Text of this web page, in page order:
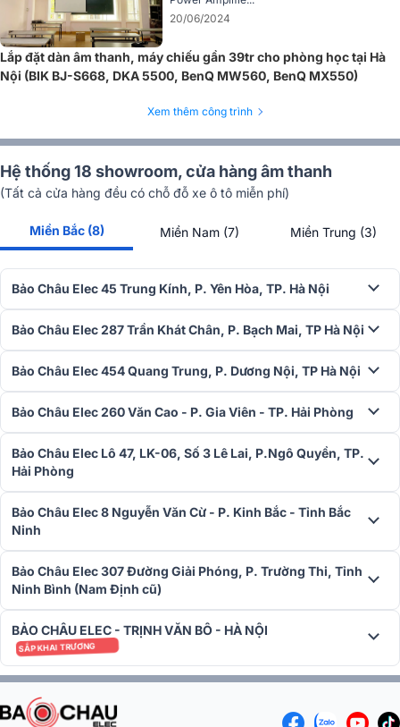
hợp với độ sáng và độ tương phản của ánh sáng không gian giúp
tiết kiệm hơn 50% so với các dòng máy chiếu khác.
Đây chắc chắn là dòng máy chiếu phù hợp nhất cho những phòng
họp, hội nghị, trường học, quán cà phê...Sở hữu ngaymáy chiếu
cùng nhiều ưu đãi hấp dẫn. Liên hệ hotline1900 0255
20/06/2024
Lắp đặt dàn âm thanh, máy chiếu gần 39tr cho phòng học tại Hà
Nội (BIK BJ-S668, DKA 5500, BenQ MW560, BenQ MX550)
Xem thêm công trình
Hệ thống 18 showroom, cửa hàng âm thanh
(Tất cả cửa hàng đều có chỗ đỗ xe ô tô miễn phí)
Miền Bắc (8) Miền Nam (7) Miền Trung (3)
Bảo Châu Elec 45 Trung Kính, P. Yên Hòa, TP. Hà Nội
Bảo Châu Elec 287 Trần Khát Chân, P. Bạch Mai, TP Hà Nội
Bảo Châu Elec 454 Quang Trung, P. Dương Nội, TP Hà Nội
Bảo Châu Elec 260 Văn Cao - P. Gia Viên - TP. Hải Phòng
Bảo Châu Elec Lô 47, LK-06, Số 3 Lê Lai, P.Ngô Quyền, TP.
Hải Phòng
Bảo Châu Elec 8 Nguyễn Văn Cừ - P. Kinh Bắc - Tỉnh Bắc
Ninh
Bảo Châu Elec 307 Đường Giải Phóng, P. Trường Thi, Tỉnh
Ninh Bình (Nam Định cũ)
BẢO CHÂU ELEC - TRỊNH VĂN BÔ - HÀ NỘI
SẮP KHAI TRƯƠNG